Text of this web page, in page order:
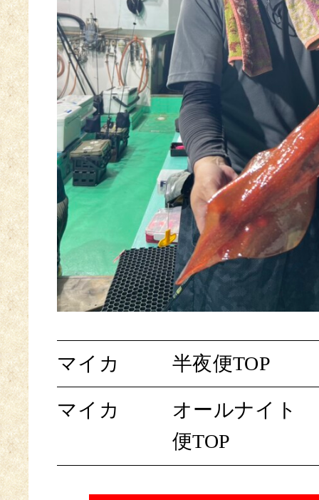
マイカ 半夜便TOP
マイカ
オールナイト
便TOP